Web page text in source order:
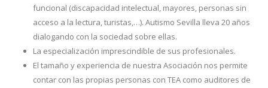
funcional (discapacidad intelectual, mayores, personas sin
acceso a la lectura, turistas,…). Autismo Sevilla lleva 20 años
dialogando con la sociedad sobre ellas.
La especialización imprescindible de sus profesionales.
El tamaño y experiencia de nuestra Asociación nos permite
contar con las propias personas con TEA como auditores de